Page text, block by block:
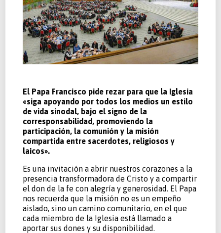
El Papa Francisco pide rezar para que la Iglesia
«siga apoyando por todos los medios un estilo
de vida sinodal, bajo el signo de la
corresponsabilidad, promoviendo la
participación, la comunión y la misión
compartida entre sacerdotes, religiosos y
laicos».
Es una invitación a abrir nuestros corazones a la
presencia transformadora de Cristo y a compartir
el don de la fe con alegría y generosidad. El Papa
nos recuerda que la misión no es un empeño
aislado, sino un camino comunitario, en el que
cada miembro de la Iglesia está llamado a
aportar sus dones y su disponibilidad.